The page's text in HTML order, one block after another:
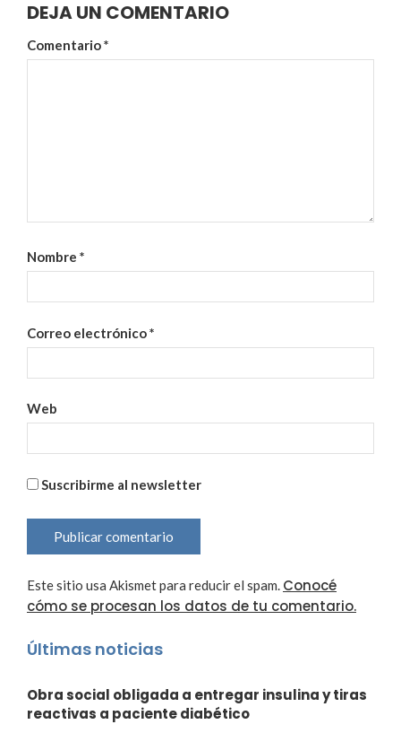
DEJA UN COMENTARIO
Comentario*
Nombre *
Correo electrónico*
Web
Suscribirme al newsletter
Este sitio usa Akismet para reducir el spam. Conocé
cómo se procesan los datos de tu comentario.
Últimas noticias
Obra social obligada a entregar insulina y tiras
reactivas a paciente diabético